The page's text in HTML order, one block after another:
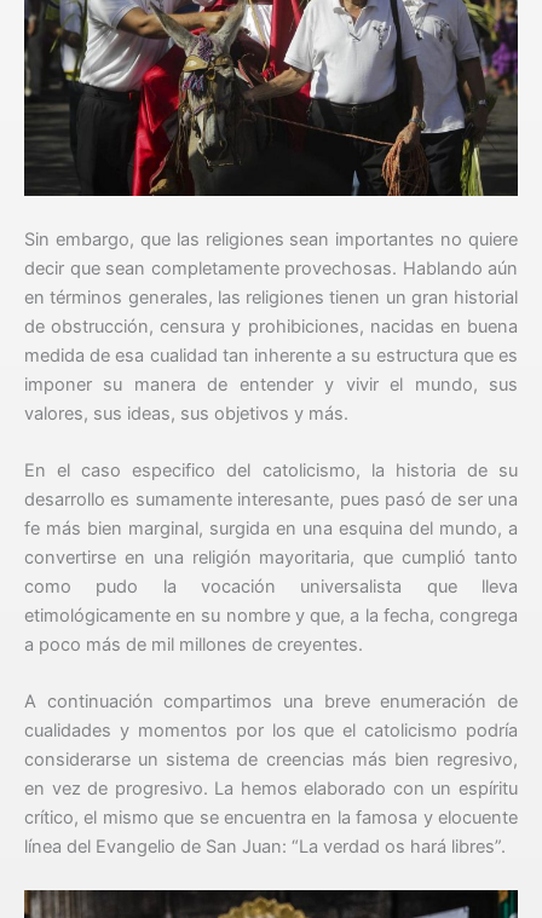
Sin embargo, que las religiones sean importantes no quiere
decir que sean completamente provechosas. Hablando aún
en términos generales, las religiones tienen un gran historial
de obstrucción, censura y prohibiciones, nacidas en buena
medida de esa cualidad tan inherente a su estructura que es
imponer su manera de entender y vivir el mundo, sus
valores, sus ideas, sus objetivos y más.
En el caso especifico del catolicismo, la historia de su
desarrollo es sumamente interesante, pues pasó de ser una
fe más bien marginal, surgida en una esquina del mundo, a
convertirse en una religión mayoritaria, que cumplió tanto
como pudo la vocación universalista que lleva
etimológicamente en su nombre y que, a la fecha, congrega
a poco más de mil millones de creyentes.
A continuación compartimos una breve enumeración de
cualidades y momentos por los que el catolicismo podría
considerarse un sistema de creencias más bien regresivo,
en vez de progresivo. La hemos elaborado con un espíritu
crítico, el mismo que se encuentra en la famosa y elocuente
línea del Evangelio de San Juan: “La verdad os hará libres”.